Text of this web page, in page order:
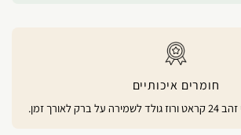
חומרים איכותיים